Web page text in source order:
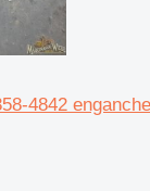
4842